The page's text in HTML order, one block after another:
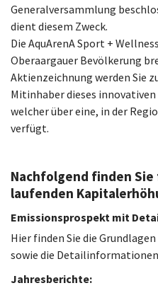
Generalversammlung
dient diesem Zweck.
Die AquArenA Sport +
Oberaargauer Bevölkerung
Aktienzeichnung werden Sie
Mitinhaber dieses
welcher über eine, in der
verfügt.
Nachfolgend finden
laufenden
Emissionsprospekt mit
Hier finden Sie die
sowie die
Jahresberichte: